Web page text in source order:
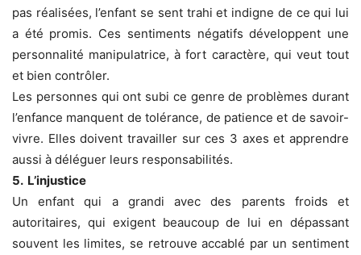
pas réalisées, l’enfant se sent trahi et indigne de ce qui lui
a été promis. Ces sentiments négatifs développent une
personnalité manipulatrice, à fort caractère, qui veut tout
et bien contrôler.
Les personnes qui ont subi ce genre de problèmes durant
l’enfance manquent de tolérance, de patience et de savoir-
vivre. Elles doivent travailler sur ces 3 axes et apprendre
aussi à déléguer leurs responsabilités.
5. L’injustice
Un enfant qui a grandi avec des parents froids et
autoritaires, qui exigent beaucoup de lui en dépassant
souvent les limites, se retrouve accablé par un sentiment